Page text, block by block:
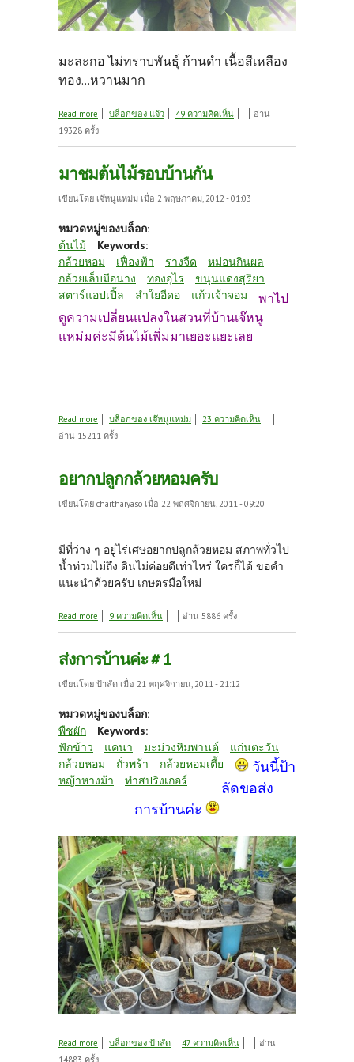
มะละกอ ไม่ทราบพันธุ์ ก้านดำ เนื้อสีเหลือง
ทอง...หวานมาก
Read more about หลังจากได้ฝน
บล็อกของ แจ้ว 49 ความคิดเห็น
อ่าน
19328 ครั้ง
มาชมต้นไม้รอบบ้านกัน
เขียนโดย เจ๊หนูแหม่ม เมื่อ 2 พฤษภาคม, 2012 - 01:03
หมวดหมู่ของบล็อก:
ต้นไม้
Keywords:
กล้วยหอม
เฟื่องฟ้า รางจืด
หม่อนกินผล
กล้วยเล็บมือนาง
ทองอุไร
ขนุนแดงสุริยา
สตาร์แอปเปิ้ล
ลำใยอีดอ แก้วเจ้าจอม
พาไป
ดูความเปลี่ยนแปลงในสวนที่บ้านเจ๊หนู
แหม่มค่ะมีต้นไม้เพิ่มมาเยอะแยะเลย
Read more about มาชมต้นไม้รอบบ้านกัน
บล็อกของ เจ๊หนูแหม่ม
23 ความคิดเห็น
อ่าน 15211 ครั้ง
อยากปลูกกล้วยหอมครับ
เขียนโดย chaithaiyaso เมื่อ 22 พฤศจิกายน, 2011 - 09:20
มีที่ว่าง ๆ อยู่ไร่เศษอยากปลูกล้วยหอม สภาพทั่วไป
น้ำท่วมไม่ถึง ดินไม่ค่อยดีเท่าไหร่ ใครก็ได้ ขอคำ
แนะนำด้วยครับ เกษตรมือใหม่
Read more about อยากปลูกกล้วยหอมครับ
9 ความคิดเห็น อ่าน 5886 ครั้ง
ส่งการบ้านค่ะ # 1
เขียนโดย ป้าลัด เมื่อ 21 พฤศจิกายน, 2011 - 21:12
หมวดหมู่ของบล็อก:
พืชผัก
Keywords:
ฟักข้าว
แคนา มะม่วงหิมพานต์
แก่นตะวัน
กล้วยหอม
ถั่วพร้า
กล้วยหอมเตี้ย
หญ้าหางม้า
ทำสปริงเกอร์
วันนี้ป้า
ลัดขอส่ง
การบ้านค่ะ
Read more about ส่งการบ้านค่ะ # 1
บล็อกของ ป้าลัด 47 ความคิดเห็น
อ่าน
14883 ครั้ง